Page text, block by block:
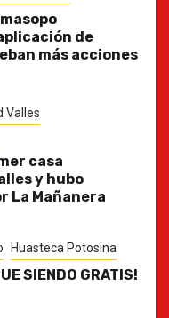
de
más acciones
Valles
casa
y hubo
La Mañanera
Huasteca Potosina
SIENDO GRATIS!